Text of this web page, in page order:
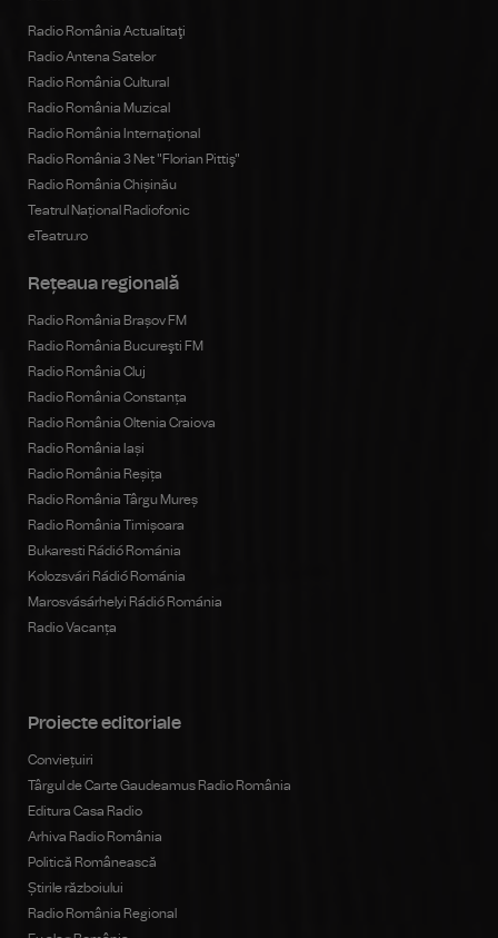
Radio România Actualitaţi
Radio Antena Satelor
Radio România Cultural
Radio România Muzical
Radio România Internațional
Radio România 3 Net "Florian Pittiş"
Radio România Chișinău
Teatrul Național Radiofonic
eTeatru.ro
Rețeaua regională
Radio România Brașov FM
Radio România Bucureşti FM
Radio România Cluj
Radio România Constanța
Radio România Oltenia Craiova
Radio România Iași
Radio România Reșița
Radio România Târgu Mureș
Radio România Timișoara
Bukaresti Rádió Románia
Kolozsvári Rádió Románia
Marosvásárhelyi Rádió Románia
Radio Vacanța
Proiecte editoriale
Conviețuiri
Târgul de Carte Gaudeamus Radio România
Editura Casa Radio
Arhiva Radio România
Politică Românească
Știrile războiului
Radio România Regional